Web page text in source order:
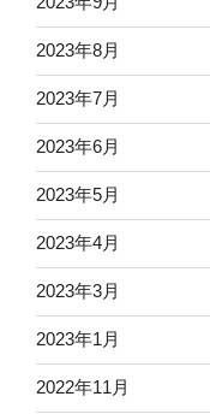
2023年8月
2023年7月
2023年6月
2023年5月
2023年4月
2023年3月
2023年1月
2022年11月